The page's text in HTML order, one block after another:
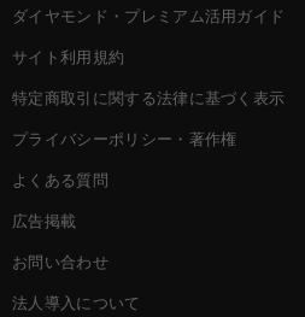
ダイヤモンド・プレミアム活用ガイド
サイト利用規約
特定商取引に関する法律に基づく表示
プライバシーポリシー・著作権
よくある質問
広告掲載
お問い合わせ
法人導入について